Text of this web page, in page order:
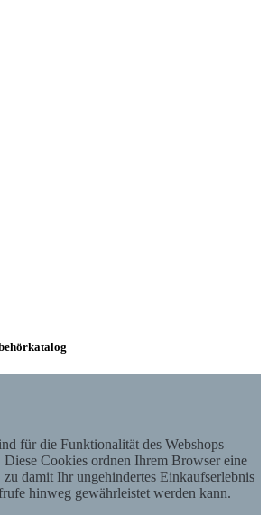
für die Funktionalität des Webshops
Cookies ordnen Ihrem Browser eine
damit Ihr ungehindertes Einkaufserlebnis
hinweg gewährleistet werden kann.